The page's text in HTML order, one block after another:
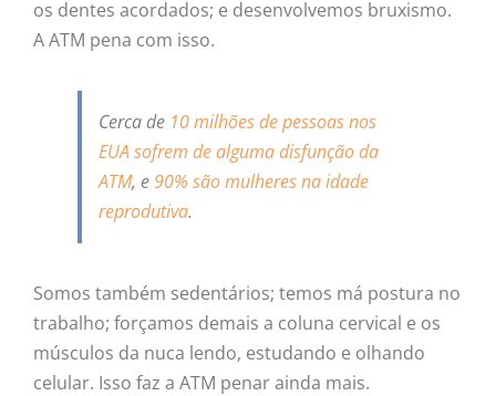
os dentes acordados; e desenvolvemos bruxismo.
A ATM pena com isso.
Cerca de 10 milhões de pessoas nos
EUA sofrem de alguma disfunção da
ATM, e90% são mulheres na idade
reprodutiva.
Somos também sedentários; temos má postura no
trabalho; forçamos demais a coluna cervical e os
músculos da nuca lendo, estudando e olhando
celular. Isso faz a ATM penar ainda mais.